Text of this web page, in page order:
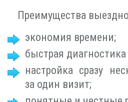
Преимущества
экономия времени;
быстрая
настройка сразу
за один визит;